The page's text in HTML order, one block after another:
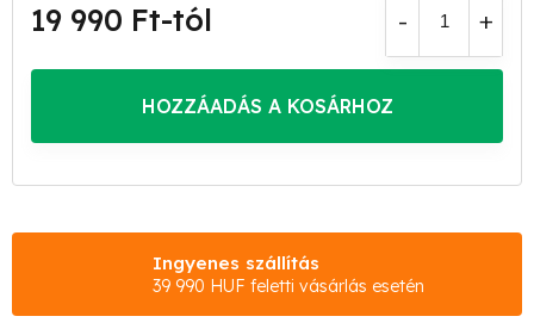
19 990 Ft-tól
HOZZÁADÁS A KOSÁRHOZ
Ingyenes szállítás
39 990 HUF feletti vásárlás esetén